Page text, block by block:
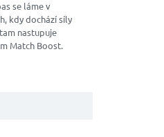
se láme v
kdy dochází síly
nastupuje
Match Boost.